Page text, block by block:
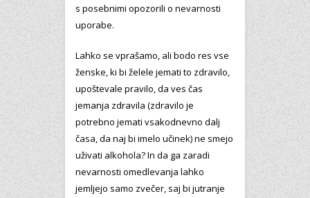
s posebnimi opozorili o nevarnosti
uporabe.
Lahko se vprašamo, ali bodo res vse
ženske, ki bi želele jemati to zdravilo,
upoštevale pravilo, da ves čas
jemanja zdravila (zdravilo je
potrebno jemati vsakodnevno dalj
časa, da naj bi imelo učinek) ne smejo
uživati alkohola? In da ga zaradi
nevarnosti omedlevanja lahko
jemljejo samo zvečer, saj bi jutranje